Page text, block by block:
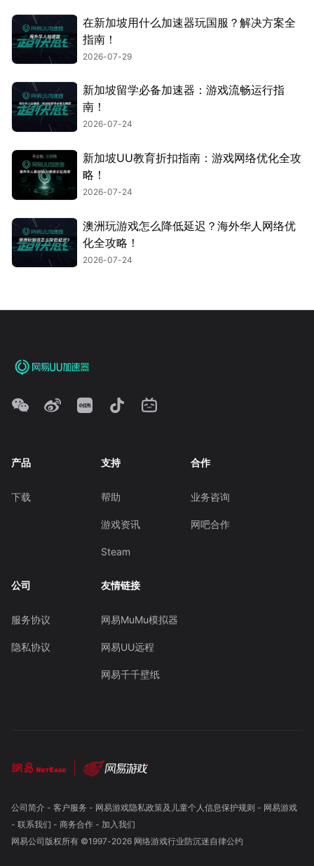
在新加坡用什么加速器玩国服？解决方案全
指南！
2026-07-29
新加坡留学必备加速器：游戏流畅运行指
南！
2026-07-24
新加坡UU教育折扣指南：游戏网络优化全攻
略！
2026-07-24
澳洲玩游戏怎么降低延迟？海外华人网络优
化全攻略！
2026-07-24
产品
下载
支持
帮助
游戏资讯
Steam
合作
业务咨询
网吧合作
公司
服务协议
隐私协议
友情链接
网易MuMu模拟器
网易UU远程
网易千千壁纸
公司简介- 客户服务 - 网易游戏隐私政策及儿童个人信息保护规则 - 网易游戏
- 联系我们 - 商务合作- 加入我们
网易公司版权所有 ©1997-2026 网络游戏行业防沉迷自律公约